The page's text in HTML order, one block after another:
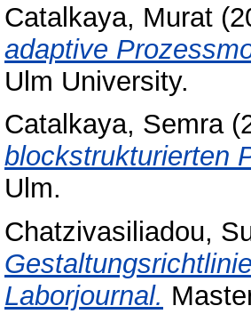
Catalkaya, Murat
adaptive
Ulm University.
Catalkaya, Semra
blockstrukturierten
Ulm.
Chatzivasiliadou,
Laborjournal.